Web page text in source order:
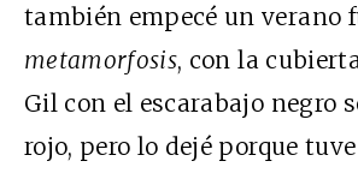
también empecé un verano
metamorfosis, con la
Gil con el escarabajo negro
rojo, pero lo dejé porque